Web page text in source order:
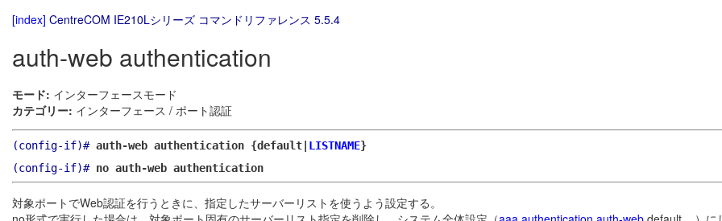
[index] CentreCOM IE210Lシリーズ コマンドリファレンス 5.5.4
auth-web authentication
モード: インターフェースモード
カテゴリー: インターフェース / ポート認証
(config-if)# auth-web authentication {default| LISTNAME}
(config-if)# no auth-web authentication
対象ポートでWeb認証を行うときに、指定したサーバーリストを使うよう設定する。